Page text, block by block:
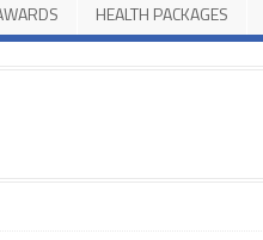
HEALTH PACKAGES